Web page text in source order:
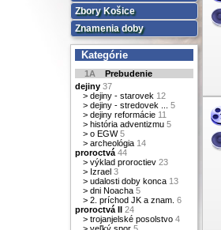
Zbory Košice
Znamenia doby
Kategórie
1A Prebudenie
dejiny 37
> dejiny - starovek 12
> dejiny - stredovek ...
5
> dejiny reformácie 11
> história adventizmu 5
> o EGW 5
> archeológia 14
proroctvá 44
> výklad proroctiev 23
> Izrael 3
> udalosti doby konca 13
> dni Noacha 5
> 2. príchod JK a znam. 6
proroctvá II 24
> trojanjelské posolstvo 4